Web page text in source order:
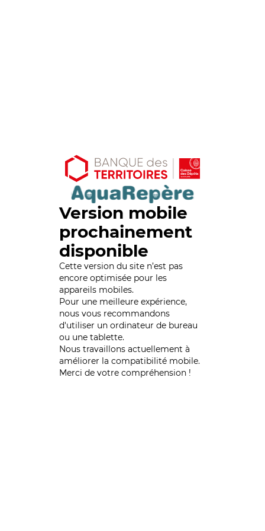
Version mobile
prochainement
disponible
Cette version du site n’est pas
encore optimisée pour les
appareils mobiles.
Pour une meilleure expérience,
nous vous recommandons
d'utiliser un ordinateur de bureau
ou une tablette.
Nous travaillons actuellement à
améliorer la compatibilité mobile.
Merci de votre compréhension !